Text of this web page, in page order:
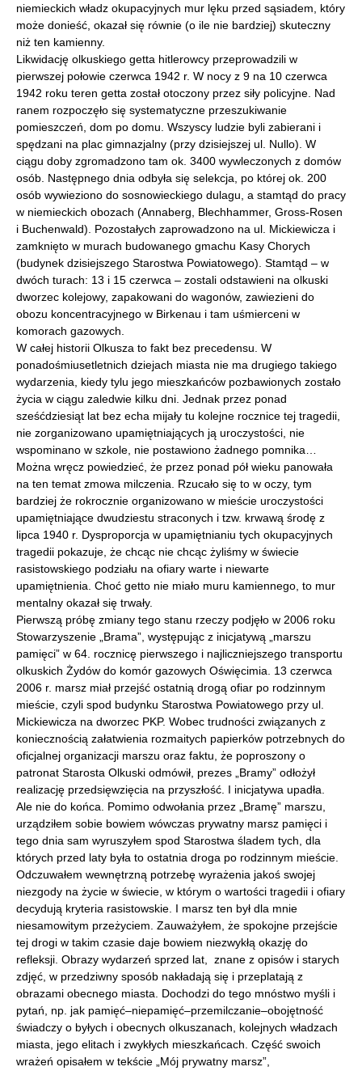
niemieckich władz okupacyjnych mur lęku przed sąsiadem, który
może donieść, okazał się równie (o ile nie bardziej) skuteczny
niż ten kamienny.
Likwidację olkuskiego getta hitlerowcy przeprowadzili w
pierwszej połowie czerwca 1942 r. W nocy z 9 na 10 czerwca
1942 roku teren getta został otoczony przez siły policyjne. Nad
ranem rozpoczęło się systematyczne przeszukiwanie
pomieszczeń, dom po domu. Wszyscy ludzie byli zabierani i
spędzani na plac gimnazjalny (przy dzisiejszej ul. Nullo). W
ciągu doby zgromadzono tam ok. 3400 wywleczonych z domów
osób. Następnego dnia odbyła się selekcja, po której ok. 200
osób wywieziono do sosnowieckiego dulagu, a stamtąd do pracy
w niemieckich obozach (Annaberg, Blechhammer, Gross-Rosen
i Buchenwald). Pozostałych zaprowadzono na ul. Mickiewicza i
zamknięto w murach budowanego gmachu Kasy Chorych
(budynek dzisiejszego Starostwa Powiatowego). Stamtąd – w
dwóch turach: 13 i 15 czerwca – zostali odstawieni na olkuski
dworzec kolejowy, zapakowani do wagonów, zawiezieni do
obozu koncentracyjnego w Birkenau i tam uśmierceni w
komorach gazowych.
W całej historii Olkusza to fakt bez precedensu. W
ponadośmiusetletnich dziejach miasta nie ma drugiego takiego
wydarzenia, kiedy tylu jego mieszkańców pozbawionych zostało
życia w ciągu zaledwie kilku dni. Jednak przez ponad
sześćdziesiąt lat bez echa mijały tu kolejne rocznice tej tragedii,
nie zorganizowano upamiętniających ją uroczystości, nie
wspominano w szkole, nie postawiono żadnego pomnika…
Można wręcz powiedzieć, że przez ponad pół wieku panowała
na ten temat zmowa milczenia. Rzucało się to w oczy, tym
bardziej że rokrocznie organizowano w mieście uroczystości
upamiętniające dwudziestu straconych i tzw. krwawą środę z
lipca 1940 r. Dysproporcja w upamiętnianiu tych okupacyjnych
tragedii pokazuje, że chcąc nie chcąc żyliśmy w świecie
rasistowskiego podziału na ofiary warte i niewarte
upamiętnienia. Choć getto nie miało muru kamiennego, to mur
mentalny okazał się trwały.
Pierwszą próbę zmiany tego stanu rzeczy podjęło w 2006 roku
Stowarzyszenie „Brama”, występując z inicjatywą „marszu
pamięci” w 64. rocznicę pierwszego i najliczniejszego transportu
olkuskich Żydów do komór gazowych Oświęcimia. 13 czerwca
2006 r. marsz miał przejść ostatnią drogą ofiar po rodzinnym
mieście, czyli spod budynku Starostwa Powiatowego przy ul.
Mickiewicza na dworzec PKP. Wobec trudności związanych z
koniecznością załatwienia rozmaitych papierków potrzebnych do
oficjalnej organizacji marszu oraz faktu, że poproszony o
patronat Starosta Olkuski odmówił, prezes „Bramy” odłożył
realizację przedsięwzięcia na przyszłość. I inicjatywa upadła.
Ale nie do końca. Pomimo odwołania przez „Bramę” marszu,
urządziłem sobie bowiem wówczas prywatny marsz pamięci i
tego dnia sam wyruszyłem spod Starostwa śladem tych, dla
których przed laty była to ostatnia droga po rodzinnym mieście.
Odczuwałem wewnętrzną potrzebę wyrażenia jakoś swojej
niezgody na życie w świecie, w którym o wartości tragedii i ofiary
decydują kryteria rasistowskie. I marsz ten był dla mnie
niesamowitym przeżyciem. Zauważyłem, że spokojne przejście
tej drogi w takim czasie daje bowiem niezwykłą okazję do
refleksji. Obrazy wydarzeń sprzed lat, znane z opisów i starych
zdjęć, w przedziwny sposób nakładają się i przeplatają z
obrazami obecnego miasta. Dochodzi do tego mnóstwo myśli i
pytań, np. jak pamięć–niepamięć–przemilczanie–obojętność
świadczy o byłych i obecnych olkuszanach, kolejnych władzach
miasta, jego elitach i zwykłych mieszkańcach. Część swoich
wrażeń opisałem w tekście „Mój prywatny marsz”,